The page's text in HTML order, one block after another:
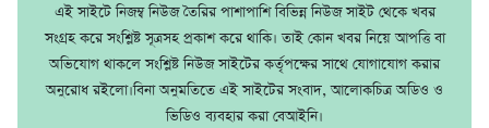
এই সাইটে নিজম্ব নিউজ তৈরির পাশাপাশি বিভিন্ন নিউজ সাইট থেকে খবর
সংগ্রহ করে সংশ্লিষ্ট সূত্রসহ প্রকাশ করে থাকি। তাই কোন খবর নিয়ে আপত্তি বা
অভিযোগ থাকলে সংশ্লিষ্ট নিউজ সাইটের কর্তৃপক্ষের সাথে যোগাযোগ করার
অনুরোধ রইলো।বিনা অনুমতিতে এই সাইটের সংবাদ, আলোকচিত্র অডিও ও
ভিডিও ব্যবহার করা বেআইনি।